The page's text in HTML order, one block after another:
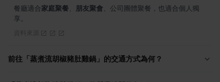
餐廳適合家庭聚餐 朋友聚會 、公司團體聚餐，也適合個人獨
享。
前往「蒸煮流胡椒豬肚雞鍋」的交通方式為何？